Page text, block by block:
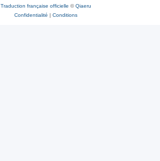
Traduction française officielle ©Qiaeru
Confidentialité | Conditions